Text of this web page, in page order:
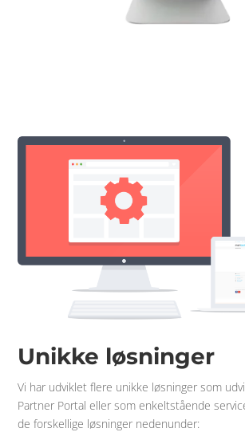
Unikke løsninger
Vi har udviklet flere unikke løsninger som
Partner Portal eller som enkeltstående
de forskellige løsninger nedenunder: